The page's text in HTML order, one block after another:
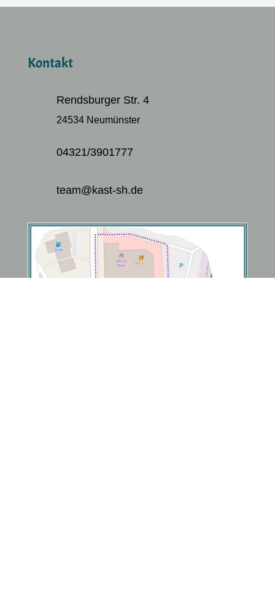
Kontakt
Rendsburger Str. 4
24534 Neumünster
04321/3901777
team@kast-sh.de